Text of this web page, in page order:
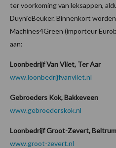
ter voorkoming van leksappen,
DuynieBeuker. Binnenkort
Machines4Green (importeur
aan:
Loonbedrijf Van Vliet, Ter Aar
www.loonbedrijfvanvliet.nl
Gebroeders Kok, Bakkeveen
www.gebroederskok.nl
Loonbedrijf Groot-Zevert, Beltrum
www.groot-zevert.nl